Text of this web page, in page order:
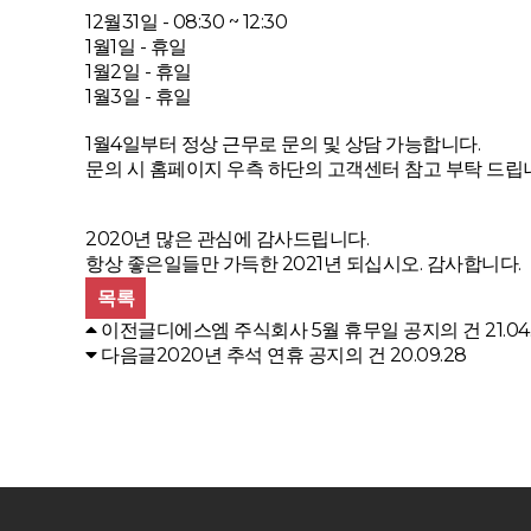
12월31일 - 08:30 ~ 12:30
1월1일 - 휴일
1월2일 - 휴일
1월3일 - 휴일
1월4일부터 정상 근무로 문의 및 상담 가능합니다.
문의 시 홈페이지 우측 하단의 고객센터 참고 부탁 드립
2020년 많은 관심에 감사드립니다.
항상 좋은일들만 가득한 2021년 되십시오. 감사합니다.
목록
이전글디에스엠 주식회사 5월 휴무일 공지의 건
다음글2020년 추석 연휴 공지의 건 20.09.28